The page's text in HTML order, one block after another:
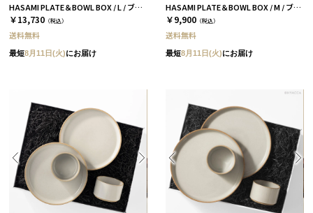
HASAMI PLATE＆BOWL BOX / L / ブラック［ハサミポーセリン］
￥13,730 （税込）
送料無料
最短8月11日(火)にお届け
HASAMI PLATE＆BOWL BOX / M / ブラック［ハサミポーセリン］
￥9,900 （税込）
送料無料
最短8月11日(火)にお届け